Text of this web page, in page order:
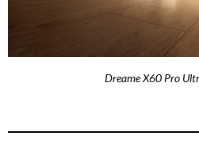
Dreame X60 Pro